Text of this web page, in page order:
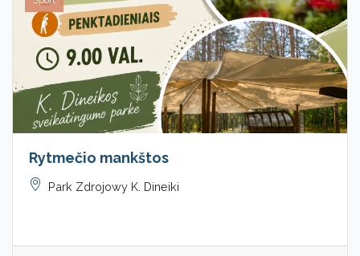
Rytmečio mankštos
Park Zdrojowy K. Dineiki